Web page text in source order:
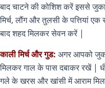
बाद चाटने की कोशिश करें इससे
मिर्च, लौंग और तुलसी के पत्तियां
बाद शहद मिलकर सेवन करें |
काली मिर्च और गुड: अगर आपको
मिलकर गाल के पास दबाकर रखें |
गले के खरस और खांसी में आराम